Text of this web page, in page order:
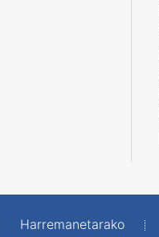
Harremanetarako